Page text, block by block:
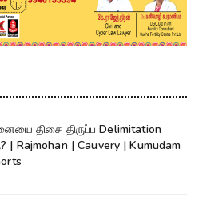
திசை திருப்ப Delimitation
| Rajmohan | Cauvery | Kumudam